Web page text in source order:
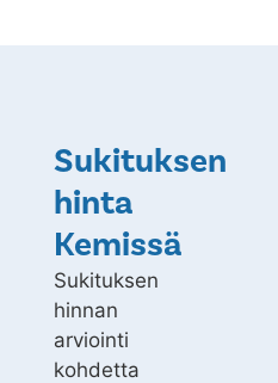
Sukituksen
hinta
Kemissä
Sukituksen
hinnan
arviointi
kohdetta